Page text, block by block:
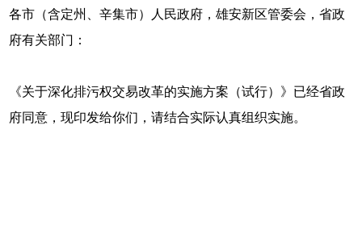
各市（含定州、辛集市）人民政府，雄安新区管委会，省政
府有关部门：
《关于深化排污权交易改革的实施方案（试行）》已经省政
府同意，现印发给你们，请结合实际认真组织实施。